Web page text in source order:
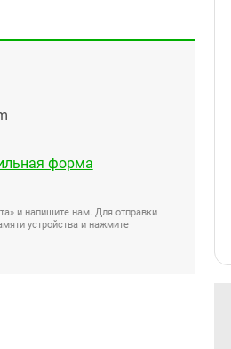
форма
и напишите нам. Для отправки
устройства и нажмите